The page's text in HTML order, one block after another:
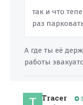
так и что
раз
А где ты её
работы
Tracer